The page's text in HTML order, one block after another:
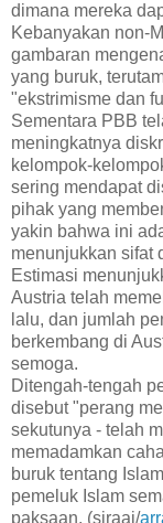
dimana mereka
Kebanyakan non-
gambaran
yang buruk,
"ekstrimisme dan
Sementara PBB
meningkatnya
kelompok-
sering mendapat
pihak yang
yakin bahwa ini
menunjukkan sifat
Estimasi
Austria telah
lalu, dan jumlah
berkembang di
semoga.
Ditengah-tengah
disebut "perang
sekutunya - telah
memadamkan
buruk tentang
pemeluk Islam
paksaan. (siraaj/